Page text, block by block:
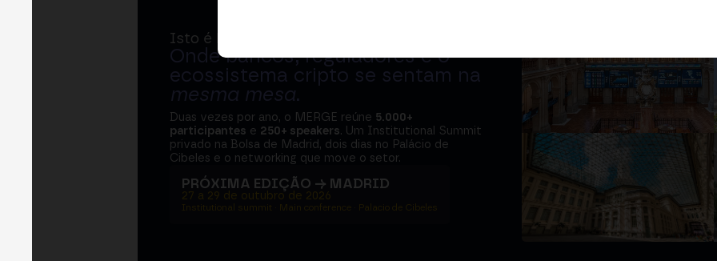
Isto é MERGE
Onde bancos, reguladores e o
ecossistema cripto se sentam na
mesma mesa.
Duas vezes por ano, o MERGE reúne 5.000+
participantes e 250+ speakers. Um Institutional Summit
privado na Bolsa de Madrid, dois dias no Palácio de
Cibeles e o networking que move o setor.
PRÓXIMA EDIÇÃO → MADRID
27 a 29 de outubro de 2026
Institutional summit · Main conference · Palacio de Cibeles